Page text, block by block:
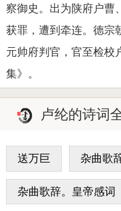
察御史。出为陕府户曹
获罪，遭到牵连。德宗
元帅府判官，官至检校
集》。
卢纶的诗词
送万巨 杂曲歌
杂曲歌辞。皇帝感词